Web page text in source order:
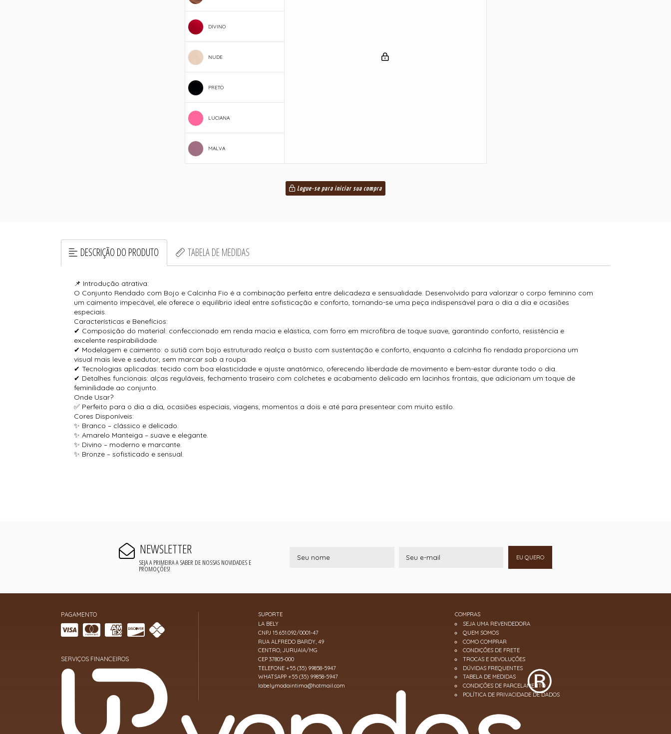
DIVINO
NUDE
PRETO
LUCIANA
MALVA
Logue-se para iniciar sua compra
DESCRIÇÃO DO PRODUTO TABELA DE MEDIDAS
📌 Introdução atrativa:
O Conjunto Rendado com Bojo e Calcinha Fio é a combinação perfeita entre delicadeza e sensualidade. Desenvolvido para valorizar o corpo feminino com
um caimento impecável, ele oferece o equilíbrio ideal entre sofisticação e conforto, tornando-se uma peça indispensável para o dia a dia e ocasiões
especiais.
Características e Benefícios:
✔ Composição do material: confeccionado em renda macia e elástica, com forro em microfibra de toque suave, garantindo conforto, resistência e
excelente respirabilidade.
✔ Modelagem e caimento: o sutiã com bojo estruturado realça o busto com sustentação e conforto, enquanto a calcinha fio rendada proporciona um
visual mais leve e sedutor, sem marcar sob a roupa.
✔ Tecnologias aplicadas: tecido com boa elasticidade e ajuste anatômico, oferecendo liberdade de movimento e bem-estar durante todo o dia.
✔ Detalhes funcionais: alças reguláveis, fechamento traseiro com colchetes e acabamento delicado em lacinhos frontais, que adicionam um toque de
feminilidade ao conjunto.
Onde Usar?
✅ Perfeito para o dia a dia, ocasiões especiais, viagens, momentos a dois e até para presentear com muito estilo.
Cores Disponíveis:
✨ Branco – clássico e delicado.
✨ Amarelo Manteiga – suave e elegante.
✨ Divino – moderno e marcante.
✨ Bronze – sofisticado e sensual.
NEWSLETTER
SEJA A PRIMEIRA A SABER DE NOSSAS NOVIDADES E
PROMOÇÕES!
EU QUERO
PAGAMENTO
SERVIÇOS FINANCEIROS
SUPORTE
LA BELY
CNPJ 15.651.092/0001-47
RUA ALFREDO BARDY, 49
CENTRO, JURUAIA/MG
CEP 37805-000
TELEFONE +55 (35) 99858-5947
WHATSAPP +55 (35) 99858-5947
labelymodaintima@hotmail.com
COMPRAS
SEJA UMA REVENDEDORA
QUEM SOMOS
COMO COMPRAR
CONDIÇÕES DE FRETE
TROCAS E DEVOLUÇÕES
DÚVIDAS FREQUENTES
TABELA DE MEDIDAS
CONDIÇÕES DE PARCELAMENTO
POLÍTICA DE PRIVACIDADE DE DADOS